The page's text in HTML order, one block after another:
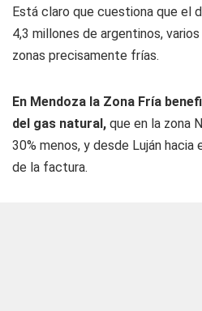
Está claro que cuestiona que el
4,3 millones de argentinos,
zonas precisamente frías.
En Mendoza la Zona Fría
del gas natural, que en la zona
30% menos, y desde Luján hacia
de la factura.